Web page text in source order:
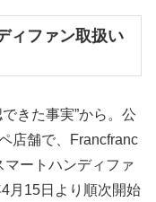
ィファン取扱い
きた事実”から。公
店舗で、Francfranc
ートハンディファ
月15日より順次開始